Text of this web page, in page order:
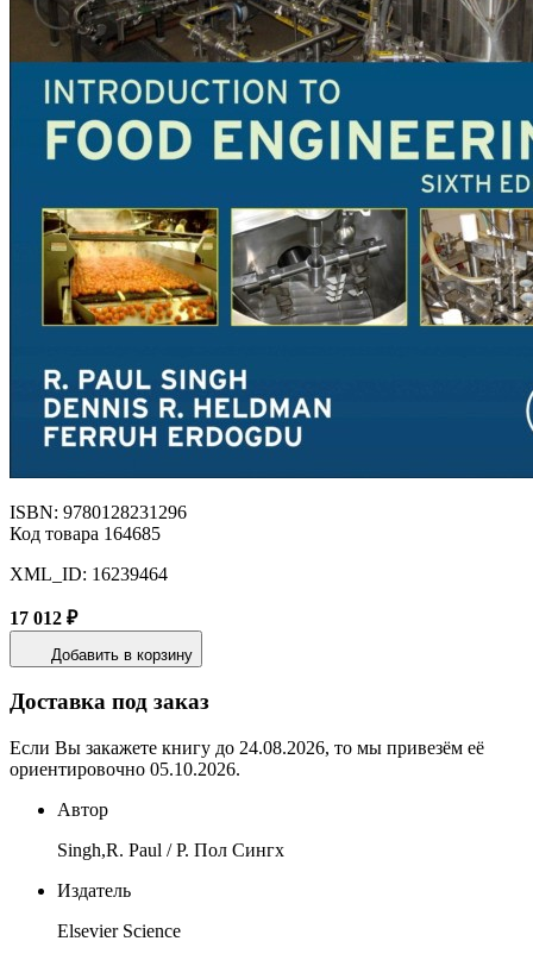
ISBN: 9780128231296
Код товара 164685
XML_ID: 16239464
17 012 ₽
Добавить в корзину
Доставка под заказ
Если Вы закажете книгу до 24.08.2026, то мы привезём её
ориентировочно 05.10.2026.
Автор
Singh,R. Paul / Р. Пол Сингх
Издатель
Elsevier Science